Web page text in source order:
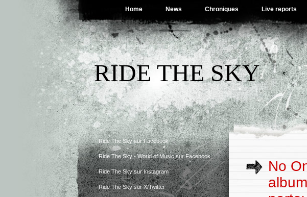
Home News Chroniques Live reports
RIDE THE SKY
Ride The Sky sur Facebook
Ride The Sky - World of Music sur Facebook
Ride The Sky sur Instagram
Ride The Sky sur X/Twitter
No